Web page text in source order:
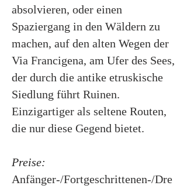
absolvieren, oder einen
Spaziergang in den Wäldern zu
machen, auf den alten Wegen der
Via Francigena, am Ufer des Sees,
der durch die antike etruskische
Siedlung führt Ruinen.
Einzigartiger als seltene Routen,
die nur diese Gegend bietet.
Preise:
Anfänger-/Fortgeschrittenen-/Dre